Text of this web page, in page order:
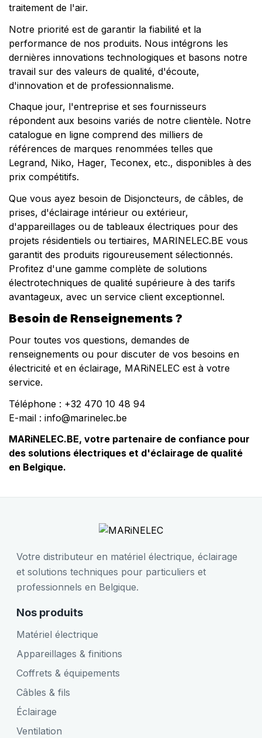
traitement de l'air.
Notre priorité est de garantir la fiabilité et la
performance de nos produits. Nous intégrons les
dernières innovations technologiques et basons notre
travail sur des valeurs de qualité, d'écoute,
d'innovation et de professionnalisme.
Chaque jour, l'entreprise et ses fournisseurs
répondent aux besoins variés de notre clientèle. Notre
catalogue en ligne comprend des milliers de
références de marques renommées telles que
Legrand, Niko, Hager, Teconex, etc., disponibles à des
prix compétitifs.
Que vous ayez besoin de Disjoncteurs, de câbles, de
prises, d'éclairage intérieur ou extérieur,
d'appareillages ou de tableaux électriques pour des
projets résidentiels ou tertiaires, MARINELEC.BE vous
garantit des produits rigoureusement sélectionnés.
Profitez d'une gamme complète de solutions
électrotechniques de qualité supérieure à des tarifs
avantageux, avec un service client exceptionnel.
Besoin de Renseignements ?
Pour toutes vos questions, demandes de
renseignements ou pour discuter de vos besoins en
électricité et en éclairage, MARiNELEC est à votre
service.
Téléphone : +32 470 10 48 94
E-mail : info@marinelec.be
MARiNELEC.BE, votre partenaire de confiance pour
des solutions électriques et d'éclairage de qualité
en Belgique.
Votre distributeur en matériel électrique, éclairage
et solutions techniques pour particuliers et
professionnels en Belgique.
Nos produits
Matériel électrique
Appareillages & finitions
Coffrets & équipements
Câbles & fils
Éclairage
Ventilation